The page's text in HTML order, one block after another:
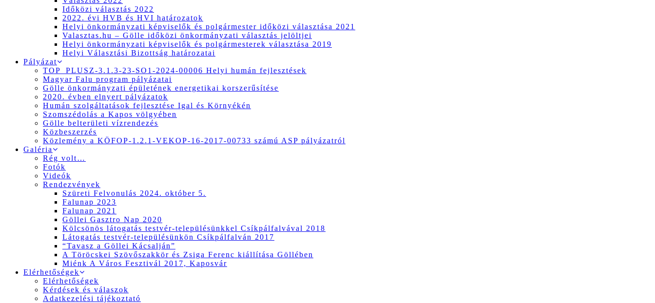
Időközi választás 2022
2022. évi HVB és HVI határozatok
Helyi önkormányzati képviselők és polgármester időközi választása 2021
Valasztas.hu – Gölle időközi önkormányzati választás jelöltjei
Helyi önkormányzati képviselők és polgármesterek választása 2019
Helyi Választási Bizottság határozatai
Pályázat
TOP_PLUSZ-3.1.3-23-SO1-2024-00006 Helyi humán fejlesztések
Magyar Falu program pályázatai
Gölle önkormányzati épületének energetikai korszerűsítése
2020. évben elnyert pályázatok
Humán szolgáltatások fejlesztése Igal és Környékén
Szomszédolás a Kapos völgyében
Gölle belterületi vízrendezés
Közbeszerzés
Közlemény a KÖFOP-1.2.1-VEKOP-16-2017-00733 számú ASP pályázatról
Galéria
Rég volt…
Fotók
Videók
Rendezvények
Szüreti Felvonulás 2024. október 5.
Falunap 2023
Falunap 2021
Göllei Gasztro Nap 2020
Kölcsönös látogatás testvér-településünkkel Csíkpálfalvával 2018
Látogatás testvér-településünkön Csíkpálfalván 2017
“Tavasz a Göllei Kácsalján”
A Töröcskei Szövőszakkör és Zsiga Ferenc kiállítása Göllében
Miénk A Város Fesztivál 2017, Kaposvár
Elérhetőségek
Elérhetőségek
Kérdések és válaszok
Adatkezelési tájékoztató